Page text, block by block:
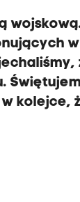
kolejce,